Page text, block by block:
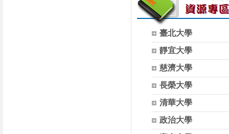
臺北大學
靜宜大學
慈濟大學
長榮大學
清華大學
政治大學